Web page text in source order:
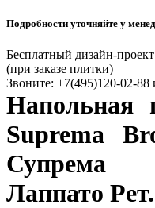
Подробности уточняйте у
Бесплатный дизайн-
(при заказе плитки)
Звоните: +7(495)120-02-88
Suprema
Супрема
Лаппато